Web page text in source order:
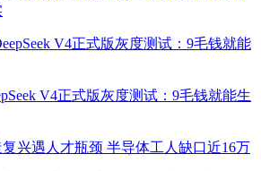
V4正式版灰度测试：9毛钱就能生